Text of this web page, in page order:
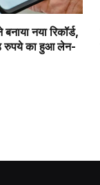
नया रिकॉर्ड,
रुपये का हुआ लेन-